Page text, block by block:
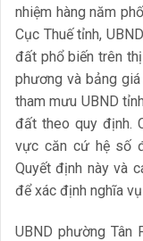
nhiệm hàng năm
Cục Thuế tỉnh,
đất phổ biến trên
phương và bảng
tham mưu UBND
đất theo quy định.
vực căn cứ hệ số
Quyết định này và
để xác định nghĩa
UBND phường